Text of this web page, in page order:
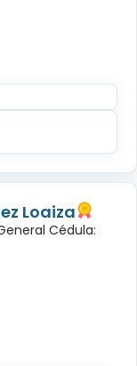
Loaiza
Cédula: